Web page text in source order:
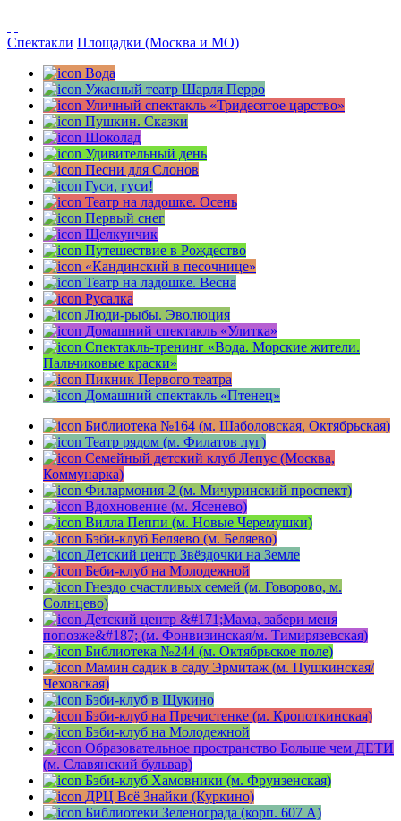
Спектакли Площадки (Москва и МО)
Вода
Ужасный театр Шарля Перро
Уличный спектакль «Тридесятое царство»
Пушкин. Сказки
Шоколад
Удивительный день
Песни для Слонов
Гуси, гуси!
Театр на ладошке. Осень
Первый снег
Щелкунчик
Путешествие в Рождество
«Кандинский в песочнице»
Театр на ладошке. Весна
Русалка
Люди-рыбы. Эволюция
Домашний спектакль «Улитка»
Спектакль-тренинг «Вода. Морские жители.
Пальчиковые краски»
Пикник Первого театра
Домашний спектакль «Птенец»
Библиотека №164 (м. Шаболовская, Октябрьская)
Театр рядом (м. Филатов луг)
Семейный детский клуб Лепус (Москва,
Коммунарка)
Филармония-2 (м. Мичуринский проспект)
Вдохновение (м. Ясенево)
Вилла Пеппи (м. Новые Черемушки)
Бэби-клуб Беляево (м. Беляево)
Детский центр Звёздочки на Земле
Беби-клуб на Молодежной
Гнездо счастливых семей (м. Говорово, м.
Солнцево)
Детский центр &#171;Мама, забери меня
попозже&#187; (м. Фонвизинская/м. Тимирязевская)
Библиотека №244 (м. Октябрьское поле)
Мамин садик в саду Эрмитаж (м. Пушкинская/
Чеховская)
Бэби-клуб в Щукино
Бэби-клуб на Пречистенке (м. Кропоткинская)
Бэби-клуб на Молодежной
Образовательное пространство Больше чем ДЕТИ
(м. Славянский бульвар)
Бэби-клуб Хамовники (м. Фрунзенская)
ДРЦ Всё Знайки (Куркино)
Библиотеки Зеленограда (корп. 607 A)